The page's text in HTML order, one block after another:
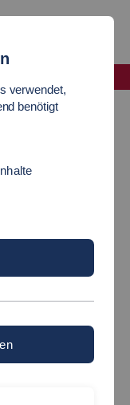
verwendet,
benötigt